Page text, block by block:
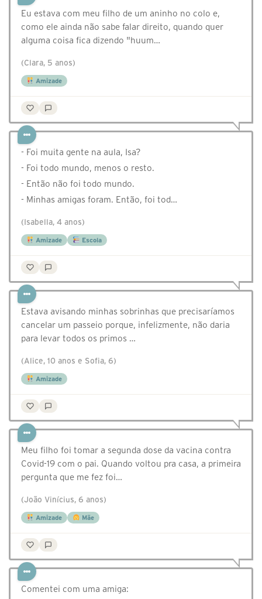
Eu estava com meu filho de um aninho no colo e,
como ele ainda não sabe falar direito, quando quer
alguma coisa fica dizendo "huum…
(Clara, 5 anos)
Amizade
- Foi muita gente na aula, Isa?
- Foi todo mundo, menos o resto.
- Então não foi todo mundo.
- Minhas amigas foram. Então, foi tod…
(Isabella, 4 anos)
Amizade Escola
Estava avisando minhas sobrinhas que precisaríamos
cancelar um passeio porque, infelizmente, não daria
para levar todos os primos …
(Alice, 10 anos e Sofia, 6)
Amizade
Meu filho foi tomar a segunda dose da vacina contra
Covid-19 com o pai. Quando voltou pra casa, a primeira
pergunta que me fez foi…
(João Vinícius, 6 anos)
Amizade Mãe
Comentei com uma amiga: